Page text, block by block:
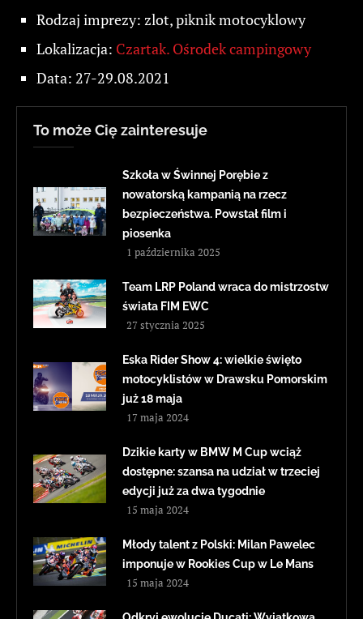
Rodzaj imprezy: zlot, piknik motocyklowy
Lokalizacja: Czartak. Ośrodek campingowy
Data: 27-29.08.2021
To może Cię zainteresuje
Szkoła w Świnnej Porębie z
nowatorską kampanią na rzecz
bezpieczeństwa. Powstał film i
piosenka
1 października 2025
Team LRP Poland wraca do mistrzostw
świata FIM EWC
27 stycznia 2025
Eska Rider Show 4: wielkie święto
motocyklistów w Drawsku Pomorskim
już 18 maja
17 maja 2024
Dzikie karty w BMW M Cup wciąż
dostępne: szansa na udział w trzeciej
edycji już za dwa tygodnie
15 maja 2024
Młody talent z Polski: Milan Pawelec
imponuje w Rookies Cup w Le Mans
15 maja 2024